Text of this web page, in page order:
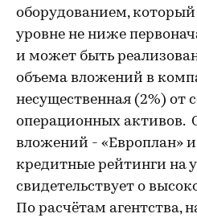
оборудованием, который
уровне не ниже
и может быть
объема вложений в
несущественная (2%) от
операционных активов.
вложений - «Европлан»
кредитные рейтинги на
свидетельствует о
По расчётам агентства,